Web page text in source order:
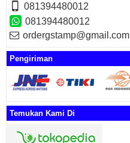
081394480012
081394480012
ordergstamp@gmail.com
Pengiriman
Temukan Kami Di